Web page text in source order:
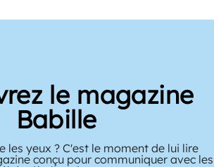
le magazine
Picoti
les premières découvertes des bébés
Votre tout-petit s’ouvre au monde et